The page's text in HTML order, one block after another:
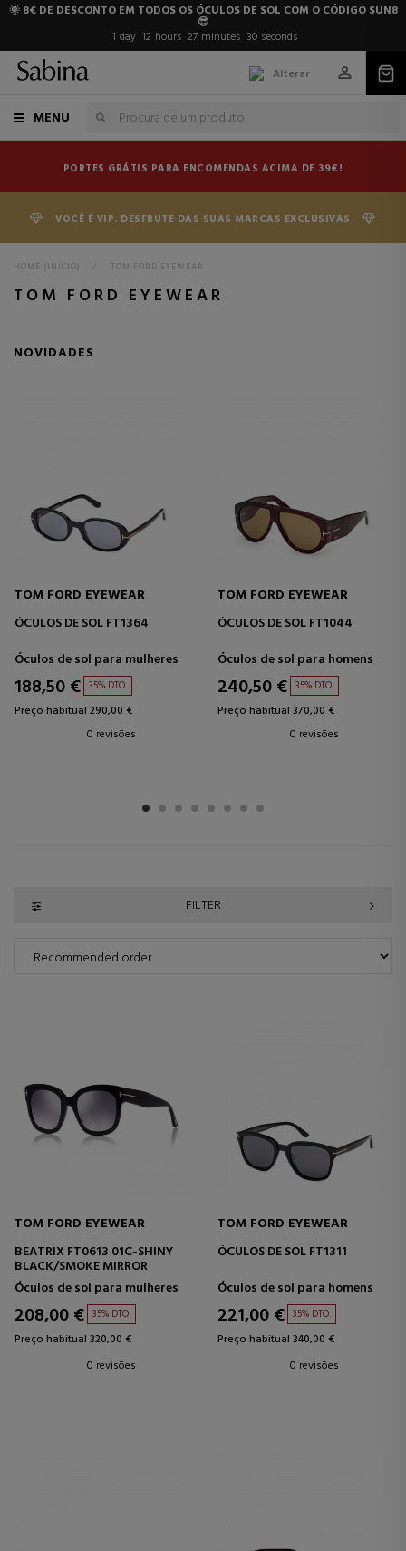
🌞 8€ DE DESCONTO EM TODOS OS ÓCULOS DE SOL COM O CÓDIGO SUN8
😎
1 day 12 hours 27 minutes 29 seconds
Alterar
MENU
PORTES GRÁTIS PARA ENCOMENDAS ACIMA DE 39€!
VOCÊ É VIP. DESFRUTE DAS SUAS MARCAS EXCLUSIVAS
HOME (INÍCIO) > TOM FORD EYEWEAR
TOM FORD EYEWEAR
NOVIDADES
TOM FORD EYEWEAR
ÓCULOS DE SOL FT1364
Óculos de sol para mulheres
188,50 € 35% DTO.
Preço habitual 290,00 €
0 revisões
TOM FORD EYEWEAR
ÓCULOS DE SOL FT1044
Óculos de sol para homens
240,50 € 35% DTO.
Preço habitual 370,00 €
0 revisões
FILTER
TOM FORD EYEWEAR
BEATRIX FT0613 01C-SHINY
BLACK/SMOKE MIRROR
Óculos de sol para mulheres
208,00 € 35% DTO.
Preço habitual 320,00 €
0 revisões
TOM FORD EYEWEAR
ÓCULOS DE SOL FT1311
Óculos de sol para homens
221,00 € 35% DTO.
Preço habitual 340,00 €
0 revisões